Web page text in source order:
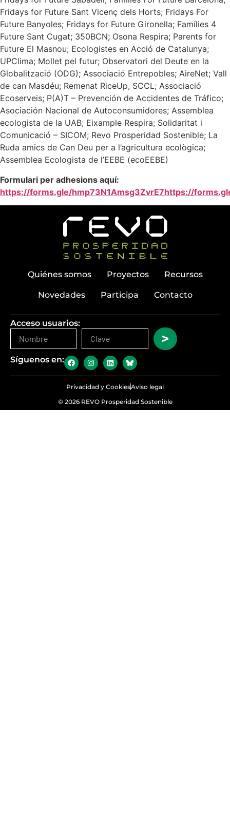
Fridays for Future Sant Vicenç dels Horts; Fridays For
Future Banyoles; Fridays for Future Gironella; Famílies 4
Future Sant Cugat; 350BCN; Osona Respira; Parents for
Future El Masnou; Ecologistes en Acció de Catalunya;
UPClima; Mollet pel futur; Observatori del Deute en la
Globalització (ODG); Associació Entrepobles; AireNet; Vall
de can Masdéu; Remenat RiceUp, SCCL; Associació
Ecoserveis; P(A)T – Prevención de Accidentes de Tráfico;
Asociación Nacional de Autoconsumidores; Assemblea
ecologista de la UAB; Eixample Respira; Solidaritat i
Comunicació – SICOM; Revo Prosperidad Sostenible; La
Ruda amics de Can Deu per a l’agricultura ecològica;
Assemblea Ecologista de l’EEBE (ecoEEBE)
Formulari per adhesions aquí:
https://forms.gle/hmp73N1Amsg3ZvrE7https://
Quiénes somos Proyectos Recursos
Novedades Participa Contacto
Acceso usuarios:
>
Síguenos en:
© 2026 REVO Prosperidad Sostenible
Privacidad y CookiesAviso legal